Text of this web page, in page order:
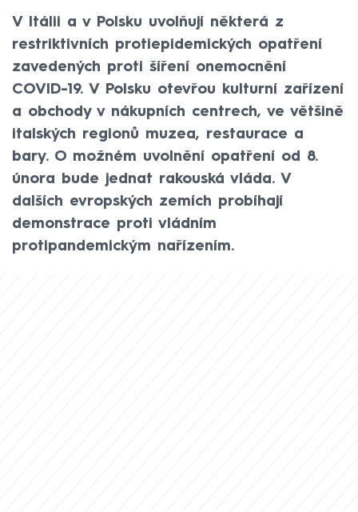
V Itálii a v Polsku uvolňují některá z
restriktivních protiepidemických opatření
zavedených proti šíření onemocnění
COVID-19. V Polsku otevřou kulturní zařízení
a obchody v nákupních centrech, ve většině
italských regionů muzea, restaurace a
bary. O možném uvolnění opatření od 8.
února bude jednat rakouská vláda. V
dalších evropských zemích probíhají
demonstrace proti vládním
protipandemickým nařízením.